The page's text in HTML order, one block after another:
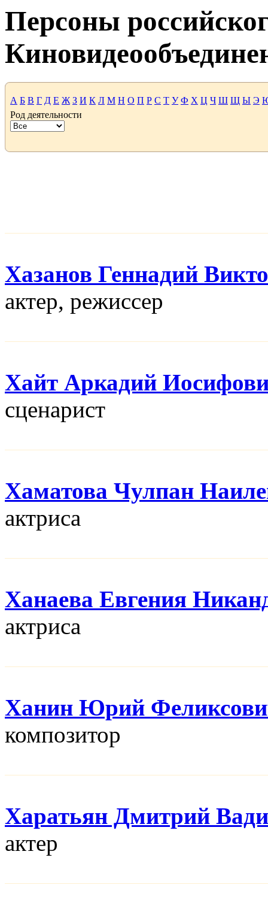
Персоны
А Б В Г Д Е Ж З И К Л М Н О П Р С Т У Ф Х Ц Ч Ш Щ Ы Э
Род деятельности
Хазанов Геннадий
актер, режисcер
Хайт Аркадий
сценарист
Хаматова Чулпан
актриса
Ханаева Евгения
актриса
Ханин Юрий
композитор
Харатьян Дмитрий
актер